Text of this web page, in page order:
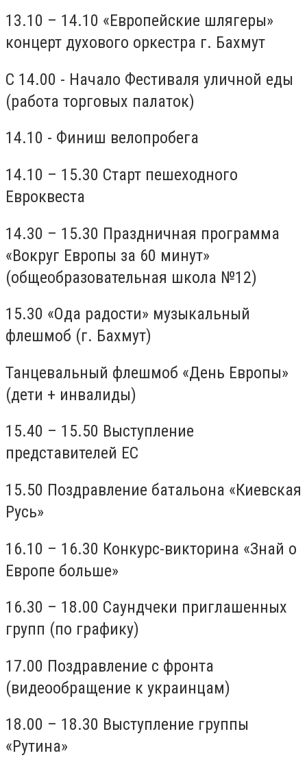
13.10 – 14.10 «Европейские шлягеры»
концерт духового оркестра г. Бахмут
С 14.00 - Начало Фестиваля уличной еды
(работа торговых палаток)
14.10 - Финиш велопробега
14.10 – 15.30 Старт пешеходного
Евроквеста
14.30 – 15.30 Праздничная программа
«Вокруг Европы за 60 минут»
(общеобразовательная школа №12)
15.30 «Ода радости» музыкальный
флешмоб (г. Бахмут)
Танцевальный флешмоб «День Европы»
(дети + инвалиды)
15.40 – 15.50 Выступление
представителей ЕС
15.50 Поздравление батальона «Киевская
Русь»
16.10 – 16.30 Конкурс-викторина «Знай о
Европе больше»
16.30 – 18.00 Саундчеки приглашенных
групп (по графику)
17.00 Поздравление с фронта
(видеообращение к украинцам)
18.00 – 18.30 Выступление группы
«Рутина»